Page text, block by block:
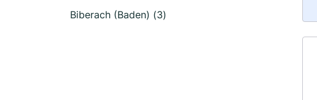
Biberach (Baden) (3)